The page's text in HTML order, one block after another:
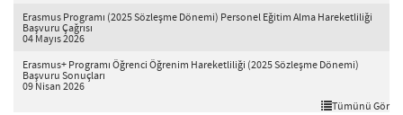
Erasmus Programı (2025 Sözleşme Dönemi) Personel Eğitim Alma Hareketliliği
Başvuru Çağrısı
04 Mayıs 2026
Erasmus+ Programı Öğrenci Öğrenim Hareketliliği (2025 Sözleşme Dönemi)
Başvuru Sonuçları
09 Nisan 2026
Tümünü Gör